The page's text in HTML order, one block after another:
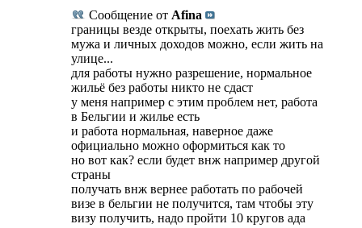
Сообщение от Afina
границы везде открыты, поехать жить без
мужа и личных доходов можно, если жить на
улице...
для работы нужно разрешение, нормальное
жильё без работы никто не сдаст
у меня например с этим проблем нет, работа
в Бельгии и жилье есть
и работа нормальная, наверное даже
официально можно оформиться как то
но вот как? если будет внж например другой
страны
получать внж вернее работать по рабочей
визе в бельгии не получится, там чтобы эту
визу получить, надо пройти 10 кругов ада